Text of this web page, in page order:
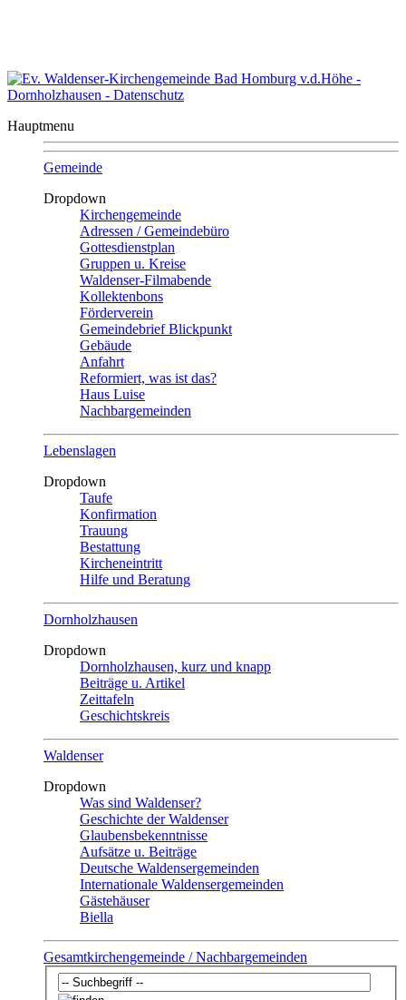
Hauptmenu
Gemeinde
Dropdown
Kirchengemeinde
Adressen / Gemeindebüro
Gottesdienstplan
Gruppen u. Kreise
Waldenser-Filmabende
Kollektenbons
Förderverein
Gemeindebrief Blickpunkt
Gebäude
Anfahrt
Reformiert, was ist das?
Haus Luise
Nachbargemeinden
Lebenslagen
Dropdown
Taufe
Konfirmation
Trauung
Bestattung
Kircheneintritt
Hilfe und Beratung
Dornholzhausen
Dropdown
Dornholzhausen, kurz und knapp
Beiträge u. Artikel
Zeittafeln
Geschichtskreis
Waldenser
Dropdown
Was sind Waldenser?
Geschichte der Waldenser
Glaubensbekenntnisse
Aufsätze u. Beiträge
Deutsche Waldensergemeinden
Internationale Waldensergemeinden
Gästehäuser
Biella
Gesamtkirchengemeinde / Nachbargemeinden